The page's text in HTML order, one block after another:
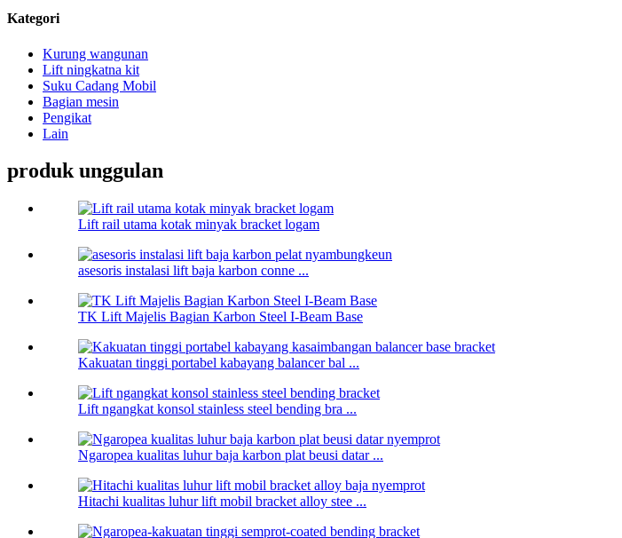
Kategori
Kurung wangunan
Lift ningkatna kit
Suku Cadang Mobil
Bagian mesin
Pengikat
Lain
produk unggulan
Lift rail utama kotak minyak bracket logam
asesoris instalasi lift baja karbon conne ...
TK Lift Majelis Bagian Karbon Steel I-Beam Base
Kakuatan tinggi portabel kabayang balancer bal ...
Lift ngangkat konsol stainless steel bending bra ...
Ngaropea kualitas luhur baja karbon plat beusi datar ...
Hitachi kualitas luhur lift mobil bracket alloy stee ...